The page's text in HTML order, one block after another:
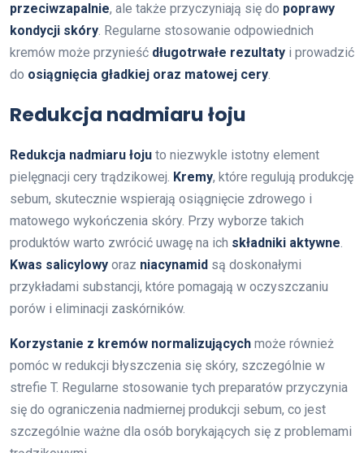
przeciwzapalnie, ale także przyczyniają się do poprawy
kondycji skóry. Regularne stosowanie odpowiednich
kremów może przynieść długotrwałe rezultaty i prowadzić
do osiągnięcia gładkiej oraz matowej cery.
Redukcja nadmiaru łoju
Redukcja nadmiaru łoju to niezwykle istotny element
pielęgnacji cery trądzikowej. Kremy, które regulują produkcję
sebum, skutecznie wspierają osiągnięcie zdrowego i
matowego wykończenia skóry. Przy wyborze takich
produktów warto zwrócić uwagę na ich składniki aktywne.
Kwas salicylowy oraz niacynamid są doskonałymi
przykładami substancji, które pomagają w oczyszczaniu
porów i eliminacji zaskórników.
Korzystanie z kremów normalizujących może również
pomóc w redukcji błyszczenia się skóry, szczególnie w
strefie T. Regularne stosowanie tych preparatów przyczynia
się do ograniczenia nadmiernej produkcji sebum, co jest
szczególnie ważne dla osób borykających się z problemami